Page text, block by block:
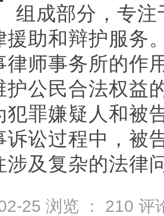
组成部分，专
援助和辩护服务
律师事务所的作
护公民合法权益
犯罪嫌疑人和被
诉讼过程中，被
涉及复杂的法律
25 浏览 ： 210 评